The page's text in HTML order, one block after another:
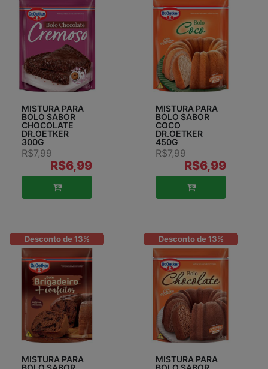
MISTURA PARA
BOLO SABOR
CHOCOLATE
DR.OETKER
300G
R$7,99
R$6,99
MISTURA PARA
BOLO SABOR
COCO
DR.OETKER
450G
R$7,99
R$6,99
Desconto de 13%
MISTURA PARA
Desconto de 13%
MISTURA PARA